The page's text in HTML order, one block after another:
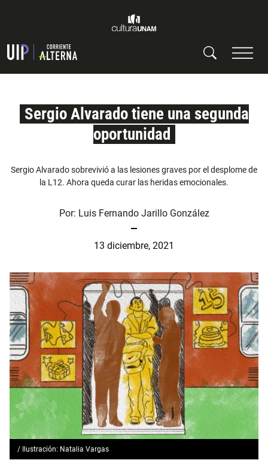
Sergio Alvarado tiene una segunda
oportunidad
Sergio Alvarado sobrevivió a las lesiones graves por el desplome de
la L12. Ahora queda curar las heridas emocionales.
Por: Luis Fernando Jarillo González
13 diciembre, 2021
/ Ilustración: Natalia Vargas